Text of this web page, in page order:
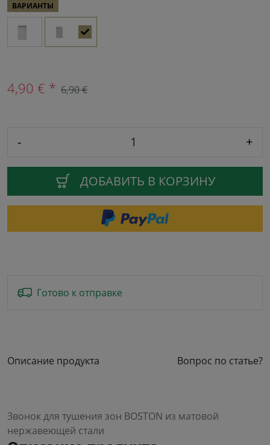
ВАРИАНТЫ
4,90 € * 6,90 €
- +
ДОБАВИТЬ В КОРЗИНУ
Готово к отправке
Описание продукта Вопрос по статье?
Звонок для тушения зон BOSTON из матовой
нержавеющей стали